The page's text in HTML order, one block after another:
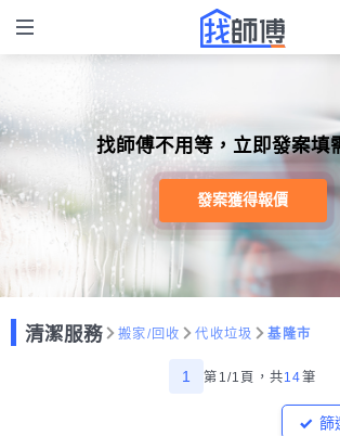
找師傅不用等，立即發案填
發案獲得報價
清潔服務 搬家/回收 代收垃圾 基隆市
1 第1/1頁， 共14筆
篩